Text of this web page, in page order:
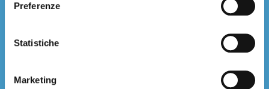
Preferenze
Statistiche
Marketing
Filosofia e valori
Filiali